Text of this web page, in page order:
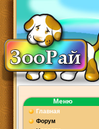
Меню
Главная
Форум